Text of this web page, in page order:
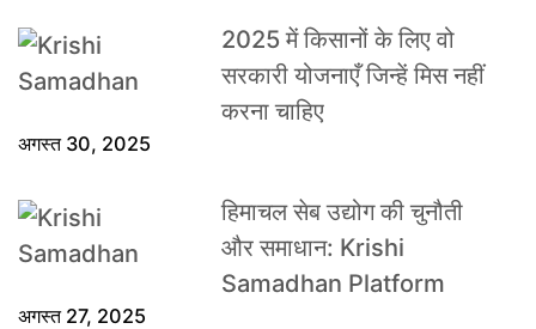
2025 में किसानों के लिए वो
सरकारी योजनाएँ जिन्हें मिस नहीं
करना चाहिए
अगस्त 30, 2025
हिमाचल सेब उद्योग की चुनौती
और समाधान: Krishi
Samadhan Platform
अगस्त 27, 2025